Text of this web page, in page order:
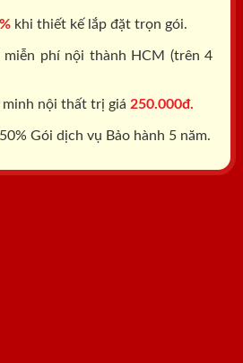
khi thiết kế lắp đặt trọn gói.
miễn phí nội thành HCM (trên 4
minh nội thất trị giá 250.000đ.
Gói dịch vụ Bảo hành 5 năm.